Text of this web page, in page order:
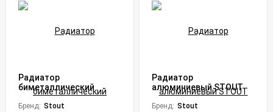
Радиатор
биметаллический
STOUT Alpha 500 (4
секции)
Бренд: Stout
Радиатор
алюминиевый STOUT
Vega 500 (4 секции)
Бренд: Stout